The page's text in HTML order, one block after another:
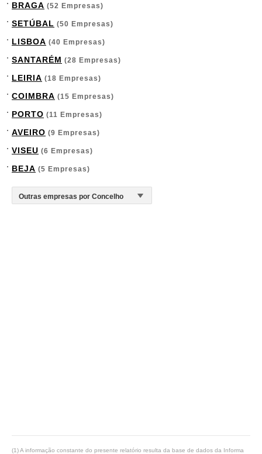
BRAGA (52 Empresas)
SETÚBAL (50 Empresas)
LISBOA (40 Empresas)
SANTARÉM (28 Empresas)
LEIRIA (18 Empresas)
COIMBRA (15 Empresas)
PORTO (11 Empresas)
AVEIRO (9 Empresas)
VISEU (6 Empresas)
BEJA (5 Empresas)
(1) A informação constante do presente relatório resulta da base de dados da Informa